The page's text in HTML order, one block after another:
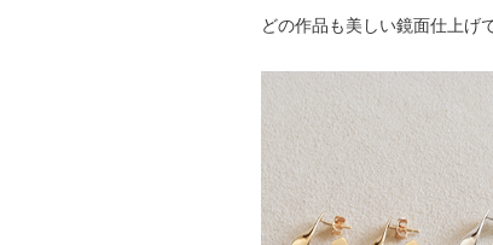
どの作品も美しい鏡面仕上げ